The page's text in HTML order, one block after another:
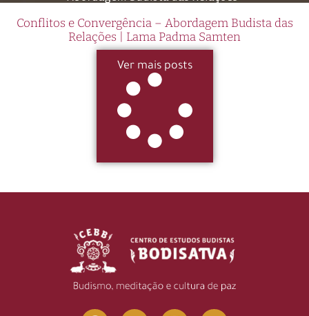
Conflitos e Convergência – Abordagem Budista das
Relações | Lama Padma Samten
Ver mais posts